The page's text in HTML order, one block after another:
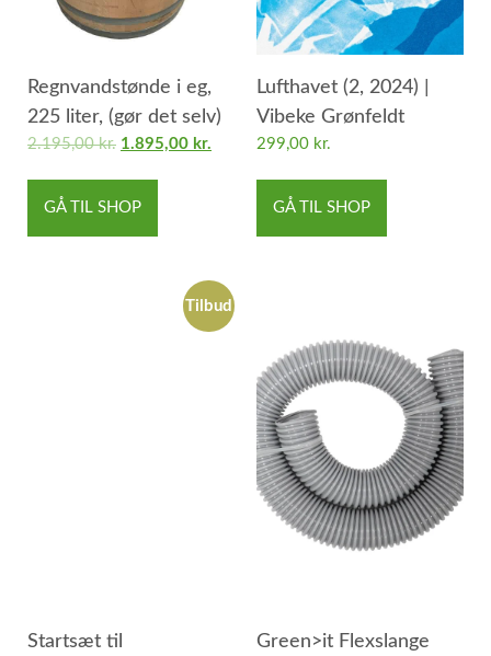
Regnvandstønde i eg,
225 liter, (gør det selv)
2.195,00kr. 1.895,00 kr.
GÅ TIL SHOP
Lufthavet (2, 2024) |
Vibeke Grønfeldt
299,00 kr.
GÅ TIL SHOP
Tilbud
Startsæt til
Green>it Flexslange